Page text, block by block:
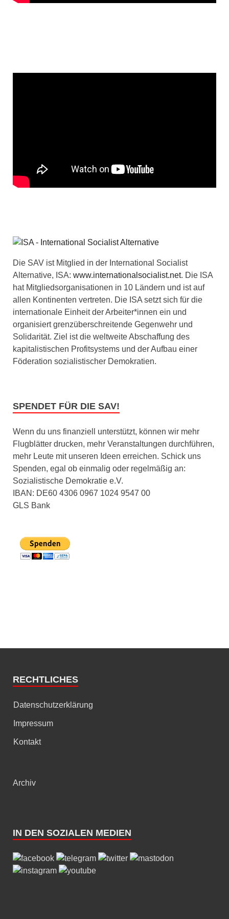
Die SAV ist Mitglied in der International Socialist
Alternative, ISA: www.internationalsocialist.net. Die ISA
hat Mitgliedsorganisationen in 10 Ländern und ist auf
allen Kontinenten vertreten. Die ISA setzt sich für die
internationale Einheit der Arbeiter*innen ein und
organisiert grenzüberschreitende Gegenwehr und
Solidarität. Ziel ist die weltweite Abschaffung des
kapitalistischen Profitsystems und der Aufbau einer
Föderation sozialistischer Demokratien.
SPENDET FÜR DIE SAV!
Wenn du uns finanziell unterstützt, können wir mehr
Flugblätter drucken, mehr Veranstaltungen durchführen,
mehr Leute mit unseren Ideen erreichen. Schick uns
Spenden, egal ob einmalig oder regelmäßig an:
Sozialistische Demokratie e.V.
IBAN: DE60 4306 0967 1024 9547 00
GLS Bank
RECHTLICHES
Datenschutzerklärung
Impressum
Kontakt
Archiv
IN DEN SOZIALEN MEDIEN